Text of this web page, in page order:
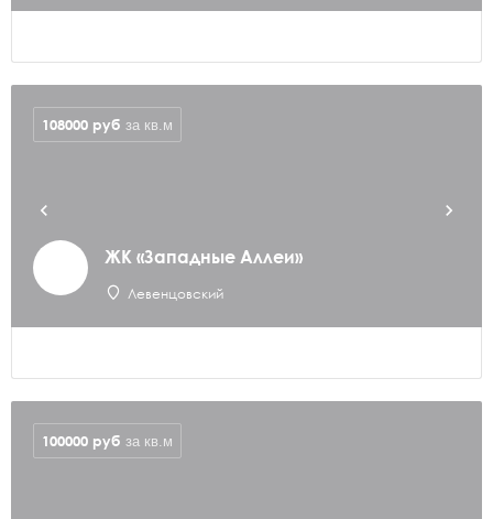
ЖК «Западные Аллеи»
Левенцовский
108000 руб за кв.м
100000 руб за кв.м